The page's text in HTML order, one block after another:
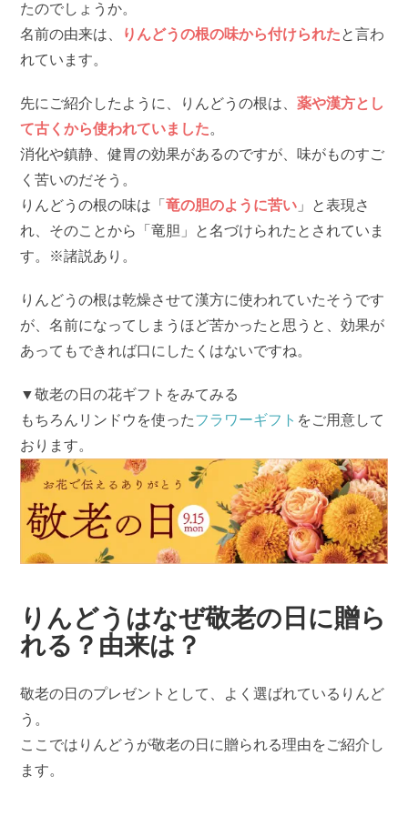
たのでしょうか。
名前の由来は、
りんどうの根の味から付けられたと言わ
れています。
先にご紹介したように、りんどうの根は、薬や漢方とし
て古くから使われていました。
消化や鎮静、健胃の効果があるのですが、味がものすご
く苦いのだそう。
りんどうの根の味は「竜の胆のように苦い 」と表現さ
れ、そのことから「竜胆」と名づけられたとされていま
す。※諸説あり。
りんどうの根は乾燥させて漢方に使われていたそうです
が、名前になってしまうほど苦かったと思うと、効果が
あってもできれば口にしたくはないですね。
▼敬老の日の花ギフトをみてみる
もちろんリンドウを使ったフラワーギフト をご用意して
おります。
りんどうはなぜ敬老の日に贈ら
れる？由来は？
敬老の日のプレゼントとして、よく選ばれているりんど
う。
ここではりんどうが敬老の日に贈られる理由をご紹介し
ます。